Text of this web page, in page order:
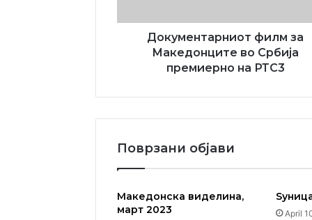
РТС3
Документарниот филм за
Македонците во Србија
премиерно на РТС3
Поврзани објави
Македонска виделина,
март 2023
April